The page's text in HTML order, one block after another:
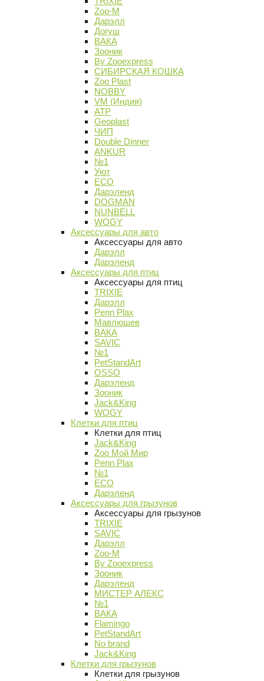
Zoo-M
Дарэлл
Догуш
ВАКА
Зооник
By Zooexpress
СИБИРСКАЯ КОШКА
Zoo Plast
NOBBY
VM (Индия)
АТР
Geoplast
ЧИП
Double Dinner
ANKUR
№1
Уют
ECO
Дарэленд
DOGMAN
NUNBELL
WOGY
Аксессуары для авто
Аксессуары для авто
Дарэлл
Дарэленд
Аксессуары для птиц
Аксессуары для птиц
TRIXIE
Дарэлл
Penn Plax
Мавлюшев
ВАКА
SAVIC
№1
PetStandArt
OSSO
Дарэленд
Зооник
Jack&King
WOGY
Клетки для птиц
Клетки для птиц
Jack&King
Zoo Мой Мир
Penn Plax
№1
ECO
Дарэленд
Аксессуары для грызунов
Аксессуары для грызунов
TRIXIE
SAVIC
Дарэлл
Zoo-M
By Zooexpress
Зооник
Дарэленд
МИСТЕР АЛЕКС
№1
ВАКА
Flamingo
PetStandArt
No brand
Jack&King
Клетки для грызунов
Клетки для грызунов